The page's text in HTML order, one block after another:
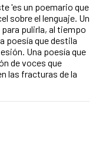
'es un poemario que
sobre el lenguaje. Un
pulirla, al tiempo
poesía que destila
Una poesía que
de voces que
las fracturas de la